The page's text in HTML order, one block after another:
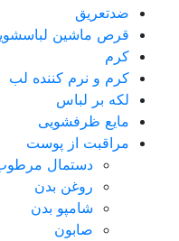
ضدتعریق
قرص ماشین لباسشویی
کرم
کرم و نرم کننده لب
لکه بر لباس
مایع ظرفشویی
مراقبت از پوست
دستمال مرطوب
روغن بدن
شامپو بدن
صابون